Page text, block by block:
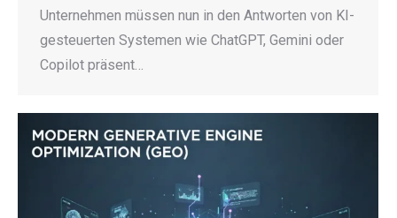
Unternehmen müssen nun in den Antworten von KI-
gesteuerten Systemen wie ChatGPT, Gemini oder
Copilot präsent…